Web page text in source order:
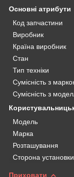
Основні атрибути
Код запчастини
Виробник
Країна виробник
Стан
Тип техніки
Сумісність з
Сумісність з
Мoдель
Марка
Розташування
Сторона установки
Приховати